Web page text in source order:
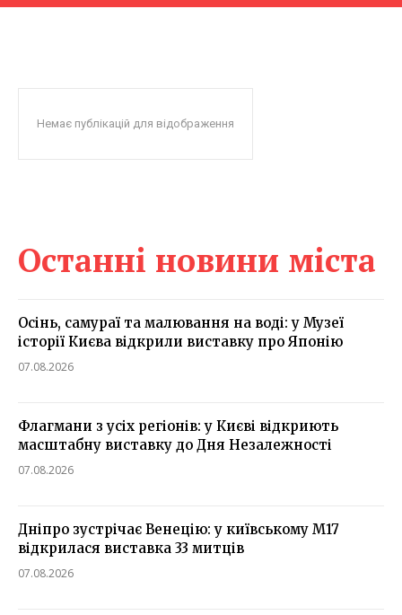
Немає публікацій для відображення
Останні новини міста
Осінь, самураї та малювання на воді: у Музеї
історії Києва відкрили виставку про Японію
07.08.2026
Флагмани з усіх регіонів: у Києві відкриють
масштабну виставку до Дня Незалежності
07.08.2026
Дніпро зустрічає Венецію: у київському М17
відкрилася виставка 33 митців
07.08.2026